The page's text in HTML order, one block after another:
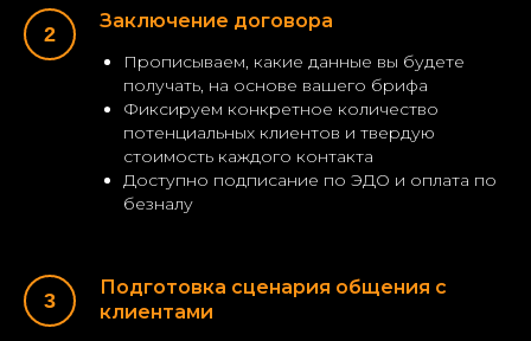
Заключение договора
Прописываем, какие данные вы будете
получать, на основе вашего брифа
Фиксируем конкретное количество
потенциальных клиентов и твердую
стоимость каждого контакта
Доступно подписание по ЭДО и оплата по
безналу
Подготовка сценария общения с
клиентами